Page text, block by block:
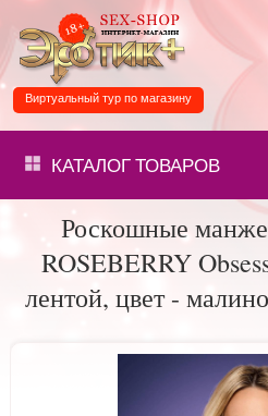
Виртуальный тур по магазину
КАТАЛОГТОВАРОВ
Роскошные
ROSEBERRY
лентой, цвет -